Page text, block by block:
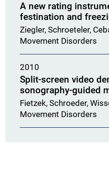
A new rating
festination and
Ziegler, Schroeteler,
Movement Disorders
2010
Split-screen video
sonography-guided
Fietzek, Schroeder,
Movement Disorders